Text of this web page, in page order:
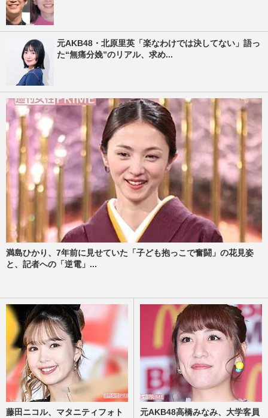
元AKB48・北原里英「楽なわけでは決してない」語っ
た“無痛分娩”のリアル、求め...
満島ひかり、7年前に見せていた「子ども抱っこで奮闘」の花見姿
と、記者への「逆電」...
藤田ニコル、マタニティフォト
元AKB48高橋みなみ、大学客員